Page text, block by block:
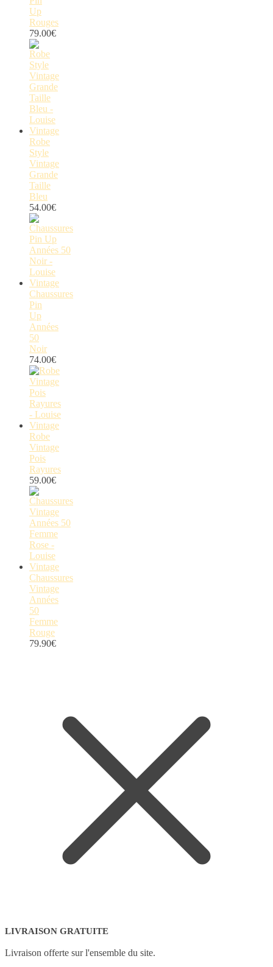
Up
Rouges
79.00€
Robe
Style
Vintage
Grande
Taille
Bleu
54.00€
Chaussures
Pin
Up
Années
50
Noir
74.00€
Robe
Vintage
Pois
Rayures
59.00€
Chaussures
Vintage
Années
50
Femme
Rouge
79.90€
LIVRAISON GRATUITE
Livraison offerte sur l'ensemble du site.